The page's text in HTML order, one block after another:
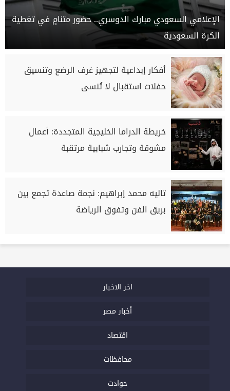
الإعلامي السعودي مبارك الدوسري.. حضور متنامٍ في تغطية
الكرة السعودية
أفكار إبداعية لتجهيز غرف الرضع وتنسيق
حفلات استقبال لا تُنسى
خريطة الدراما الخليجية المتجددة: أعمال
مشوقة وتجارب شبابية مرتقبة
تاليه محمد إبراهيم: نجمة صاعدة تجمع بين
بريق الفن وتفوق الرياضة
اخر الاخبار
أخبار مصر
اقتصاد
محافظات
حوادث